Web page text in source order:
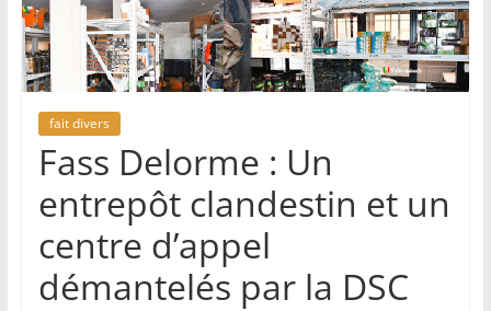
fait divers
Fass Delorme : Un
entrepôt clandestin et un
centre d’appel
démantelés par la DSC